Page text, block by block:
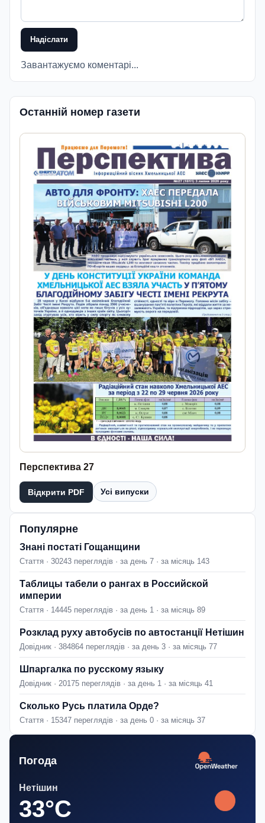
Надіслати
Завантажуємо коментарі...
Останній номер газети
Перспектива 27
Відкрити PDF Усі випуски
Популярне
Знані постаті Гощанщини
Стаття · 30243 переглядів · за день 7 · за місяць 143
Таблицы табели о рангах в Российской
империи
Стаття · 14445 переглядів · за день 1 · за місяць 89
Розклад руху автобусів по автостанції Нетішин
Довідник · 384864 переглядів · за день 3 · за місяць 77
Шпаргалка по русскому языку
Довідник · 20175 переглядів · за день 1 · за місяць 41
Сколько Русь платила Орде?
Стаття · 15347 переглядів · за день 0 · за місяць 37
Погода
Нетішин
33°C